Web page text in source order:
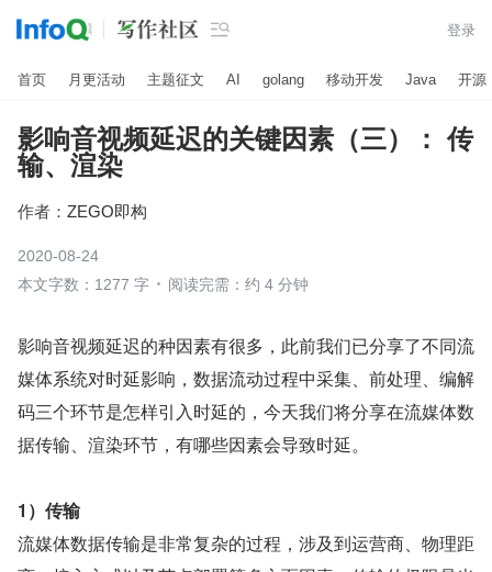
 登录
首页 月更活动 主题征文 AI golang 移动开发 Java 开源
影响音视频延迟的关键因素（三）： 传
输、渲染
作者： ZEGO即构
2020-08-24
本文字数：1277 字
阅读完需：约 4 分钟
影响音视频延迟的种因素有很多，此前我们已分享了不同流
媒体系统对时延影响，数据流动过程中采集、前处理、编解
码三个环节是怎样引入时延的，今天我们将分享在流媒体数
据传输、渲染环节，有哪些因素会导致时延。
1）传输
流媒体数据传输是非常复杂的过程，涉及到运营商、物理距